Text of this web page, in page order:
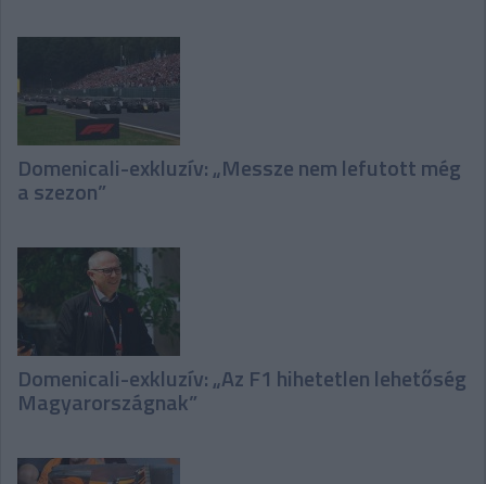
Domenicali-exkluzív: „Messze nem lefutott még
a szezon”
Domenicali-exkluzív: „Az F1 hihetetlen lehetőség
Magyarországnak”